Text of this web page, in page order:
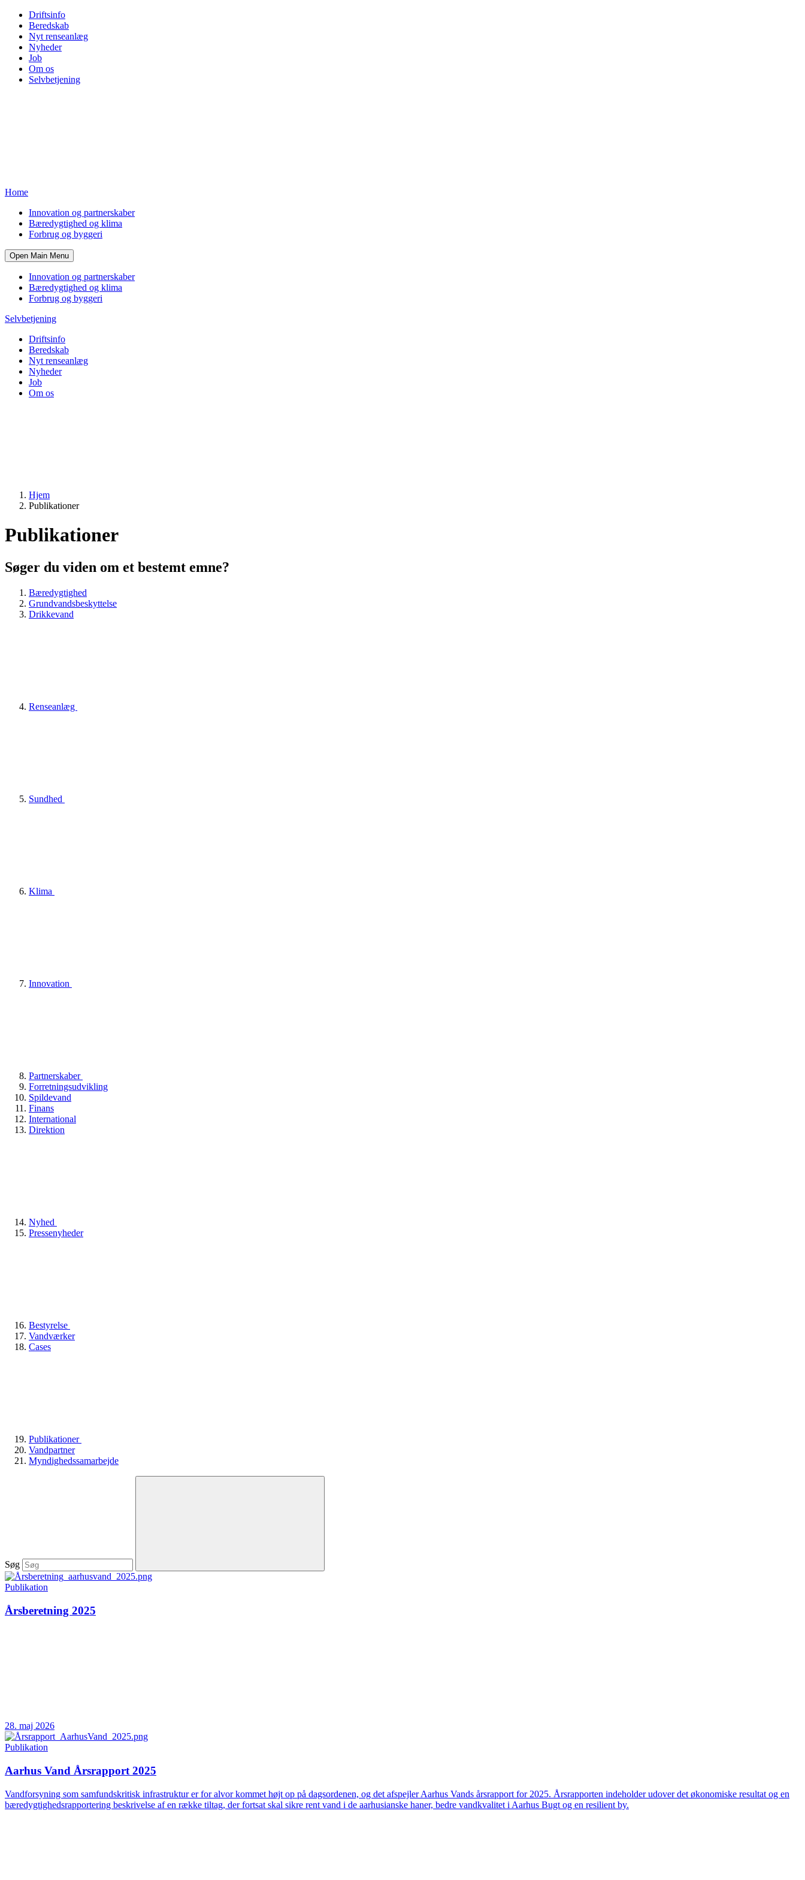
Driftsinfo
Beredskab
Nyt renseanlæg
Nyheder
Job
Om os
Selvbetjening
Home
Innovation og partnerskaber
Bæredygtighed og klima
Forbrug og byggeri
Open Main Menu
Innovation og partnerskaber
Bæredygtighed og klima
Forbrug og byggeri
Selvbetjening
Driftsinfo
Beredskab
Nyt renseanlæg
Nyheder
Job
Om os
Hjem
Publikationer
Publikationer
Søger du viden om et bestemt emne?
Bæredygtighed
Grundvandsbeskyttelse
Drikkevand
Renseanlæg
Sundhed
Klima
Innovation
Partnerskaber
Forretningsudvikling
Spildevand
Finans
International
Direktion
Nyhed
Pressenyheder
Bestyrelse
Vandværker
Cases
Publikationer
Vandpartner
Myndighedssamarbejde
Søg
Publikation
Årsberetning 2025
28. maj 2026
Publikation
Aarhus Vand Årsrapport 2025
Vandforsyning som samfundskritisk infrastruktur er for alvor kommet højt op på dagsordenen, og det afspejler Aarhus Vands årsrapport for 2025. Årsrapporten indeholder udover det økonomiske resultat og en
bæredygtighedsrapportering beskrivelse af en række tiltag, der fortsat skal sikre rent vand i de aarhusianske haner, bedre vandkvalitet i Aarhus Bugt og en resilient by.